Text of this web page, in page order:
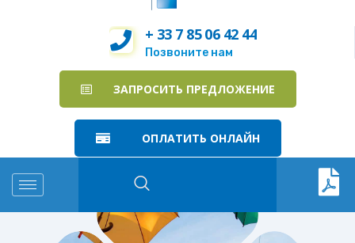
+ 33 7 85 06 42 44
Позвоните нам
ЗАПРОСИТЬ ПРЕДЛОЖЕНИЕ
ОПЛАТИТЬ ОНЛАЙН